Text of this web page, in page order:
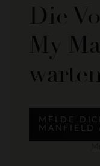
Die
My
MELDE
MANFIELD